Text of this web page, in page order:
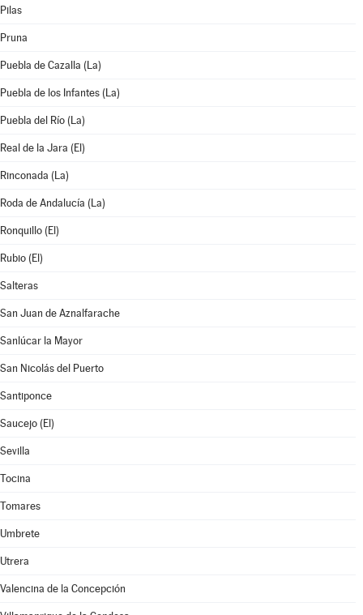
Pilas
Pruna
Puebla de Cazalla (La)
Puebla de los Infantes (La)
Puebla del Río (La)
Real de la Jara (El)
Rinconada (La)
Roda de Andalucía (La)
Ronquillo (El)
Rubio (El)
Salteras
San Juan de Aznalfarache
Sanlúcar la Mayor
San Nicolás del Puerto
Santiponce
Saucejo (El)
Sevilla
Tocina
Tomares
Umbrete
Utrera
Valencina de la Concepción